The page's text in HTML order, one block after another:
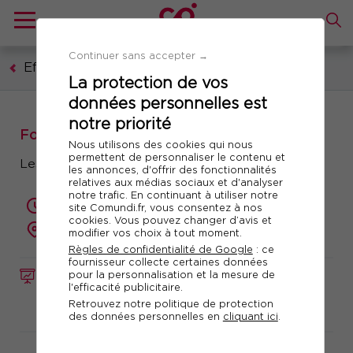
Continuer sans accepter →
La protection de vos
données personnelles est
notre priorité
Nous utilisons des cookies qui nous
permettent de personnaliser le contenu et
les annonces, d'offrir des fonctionnalités
relatives aux médias sociaux et d'analyser
notre trafic. En continuant à utiliser notre
site Comundi.fr, vous consentez à nos
cookies. Vous pouvez changer d’avis et
modifier vos choix à tout moment.
Règles de confidentialité de Google : ce
fournisseur collecte certaines données
pour la personnalisation et la mesure de
l'efficacité publicitaire.
Retrouvez notre politique de protection
des données personnelles en cliquant ici
Efficacité professionnelle
FORMATION Réf. 10075
Télécharger le programme
Formation : Prendre la parole en réunion
Les clés pour intervenir en toute confiance
2 jours (14 heures)
à distance